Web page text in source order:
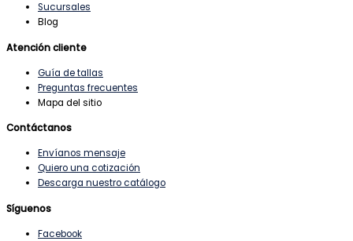
Sucursales
Blog
Atención cliente
Guía de tallas
Preguntas frecuentes
Mapa del sitio
Contáctanos
Envíanos mensaje
Quiero una cotización
Descarga nuestro catálogo
Síguenos
Facebook